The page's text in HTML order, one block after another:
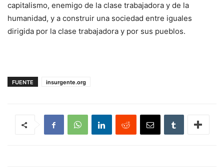
capitalismo, enemigo de la clase trabajadora y de la
humanidad, y a construir una sociedad entre iguales
dirigida por la clase trabajadora y por sus pueblos.
FUENTE insurgente.org